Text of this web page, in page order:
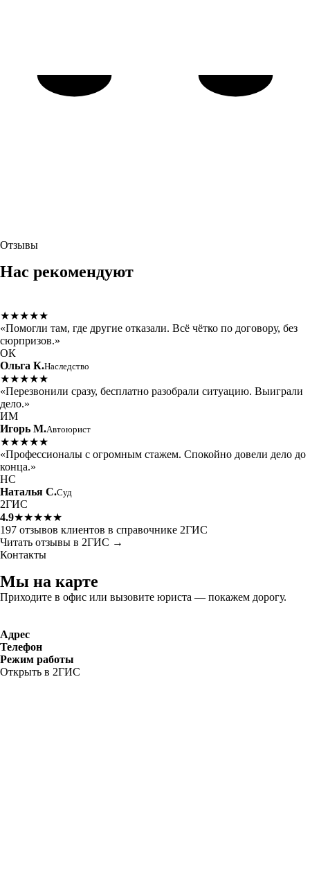
Отзывы
Нас рекомендуют
★★★★★
«Помогли там, где другие отказали. Всё чётко по договору, без
сюрпризов.»
ОК
Ольга К.Наследство
★★★★★
«Перезвонили сразу, бесплатно разобрали ситуацию. Выиграли
дело.»
ИМ
Игорь М.Автоюрист
★★★★★
«Профессионалы с огромным стажем. Спокойно довели дело до
конца.»
НС
Наталья С.Суд
2ГИС
4.9★★★★★
197 отзывов клиентов в справочнике 2ГИС
Читать отзывы в 2ГИС →
Контакты
Мы на карте
Приходите в офис или вызовите юриста — покажем дорогу.
Адрес
Телефон
Режим работы
Открыть в 2ГИС